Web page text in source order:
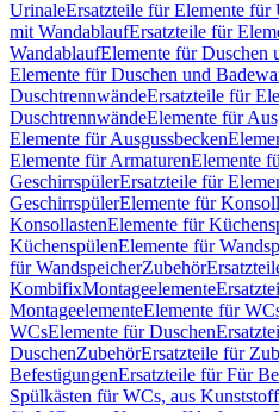
UrinaleErsatzteile für Elemente für
mit WandablaufErsatzteile für
WandablaufElemente für Duschen
Elemente für Duschen und
DuschtrennwändeErsatzteile für
DuschtrennwändeElemente für
Elemente für Ausgussbecken
Elemente für ArmaturenElemente
GeschirrspülerErsatzteile für
GeschirrspülerElemente für
KonsollastenElemente für
KüchenspülenElemente für
für WandspeicherZubehör
KombifixMontageelemente
MontageelementeElemente für
WCsElemente für Duschen
DuschenZubehörErsatzteile für
BefestigungenErsatzteile für Für
Spülkästen für WCs, aus Kunststoff